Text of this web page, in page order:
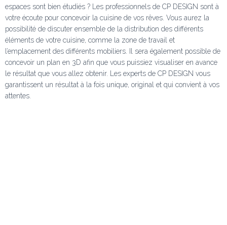
espaces sont bien étudiés ? Les professionnels de CP DESIGN sont à
votre écoute pour concevoir la cuisine de vos rêves. Vous aurez la
possibilité de discuter ensemble de la distribution des différents
éléments de votre cuisine, comme la zone de travail et
l’emplacement des différents mobiliers. Il sera également possible de
concevoir un plan en 3D afin que vous puissiez visualiser en avance
le résultat que vous allez obtenir. Les experts de CP DESIGN vous
garantissent un résultat à la fois unique, original et qui convient à vos
attentes.